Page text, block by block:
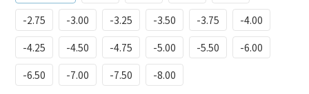
-2.75
-3.00 -3.25 -3.50 -3.75
-4.00
-4.25
-4.50 -4.75 -5.00 -5.50
-6.00
-6.50
-7.00 -7.50 -8.00